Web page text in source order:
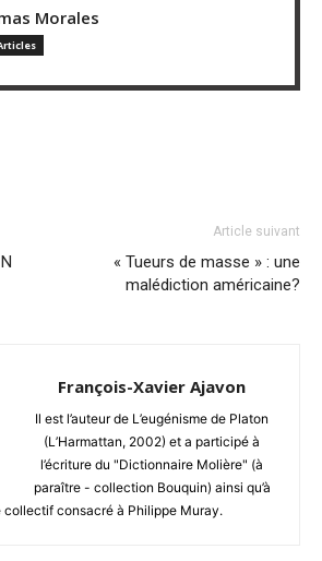
Morales
Article suivant
« Tueurs de masse » : une
malédiction américaine?
François-Xavier Ajavon
Il est l’auteur de L’eugénisme de Platon
(L’Harmattan, 2002) et a participé à
l’écriture du "Dictionnaire Molière" (à
paraître - collection Bouquin) ainsi qu’à
collectif consacré à Philippe Muray.